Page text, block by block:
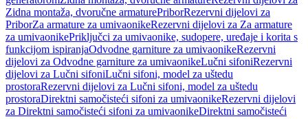
Zidna montaža, dvoručne armaturePriborRezervni dijelovi za
PriborZa armature za umivaonikeRezervni dijelovi za Za armature
za umivaonikePriključci za umivaonike, sudopere, uređaje i korita s
funkcijom ispiranjaOdvodne garniture za umivaonikeRezervni
dijelovi za Odvodne garniture za umivaonikeLučni sifoniRezervni
dijelovi za Lučni sifoniLučni sifoni, model za uštedu
prostoraRezervni dijelovi za Lučni sifoni, model za uštedu
prostoraDirektni samočisteći sifoni za umivaonikeRezervni dijelovi
za Direktni samočisteći sifoni za umivaonikeDirektni samočisteći